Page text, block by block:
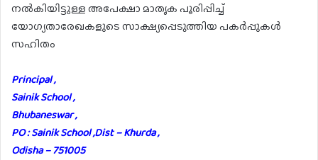
നൽകിയിട്ടുള്ള അപേക്ഷാ മാതൃക പൂരിപ്പിച്ച്
യോഗ്യതാരേഖകളുടെ സാക്ഷ്യപ്പെടുത്തിയ പകർപ്പുകൾ
സഹിതം
Principal ,
Sainik School ,
Bhubaneswar ,
PO : Sainik School ,Dist – Khurda ,
Odisha – 751005